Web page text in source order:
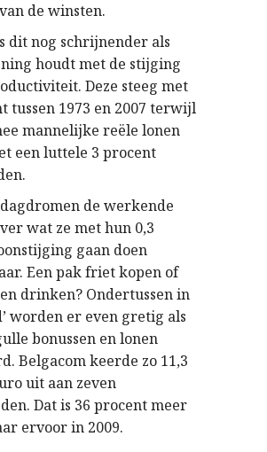
de winsten.
dit nog schrijnender als
houdt met de stijging
Deze steeg met
tussen 1973 en 2007 terwijl
mannelijke reële lonen
een luttele 3 procent
de werkende
wat ze met hun 0,3
gaan doen
Een pak friet kopen of
drinken? Ondertussen in
worden er even gretig als
bonussen en lonen
Belgacom keerde zo 11,3
uit aan zeven
Dat is 36 procent meer
ervoor in 2009.